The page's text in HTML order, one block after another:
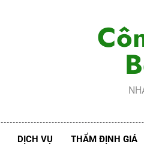
DỊCH VỤ THẨM ĐỊNH GIÁ